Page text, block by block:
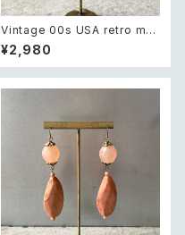
Vintage 00s USA retro mo
notone bijou classical des
ign pierce レトロ アメリカ ヴ
ィンテージ アクセサリー モノト
¥2,980